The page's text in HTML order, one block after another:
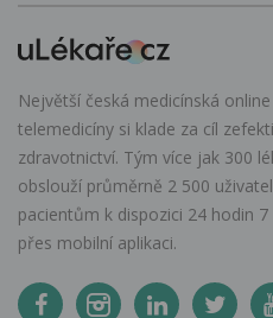
Největší česká medicínská
telemedicíny si klade za cíl
zdravotnictví. Tým více jak 300
obslouží průměrně 2 500
pacientům k dispozici 24 hodin
přes mobilní aplikaci.